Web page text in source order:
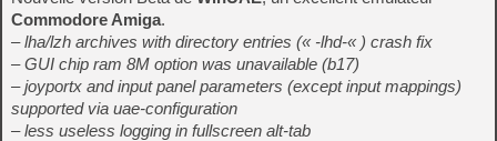
Commodore Amiga.
– lha/lzh archives with directory entries (« -lhd-« ) crash fix
– GUI chip ram 8M option was unavailable (b17)
– joyportx and input panel parameters (except input mappings)
supported via uae-configuration
– less useless logging in fullscreen alt-tab